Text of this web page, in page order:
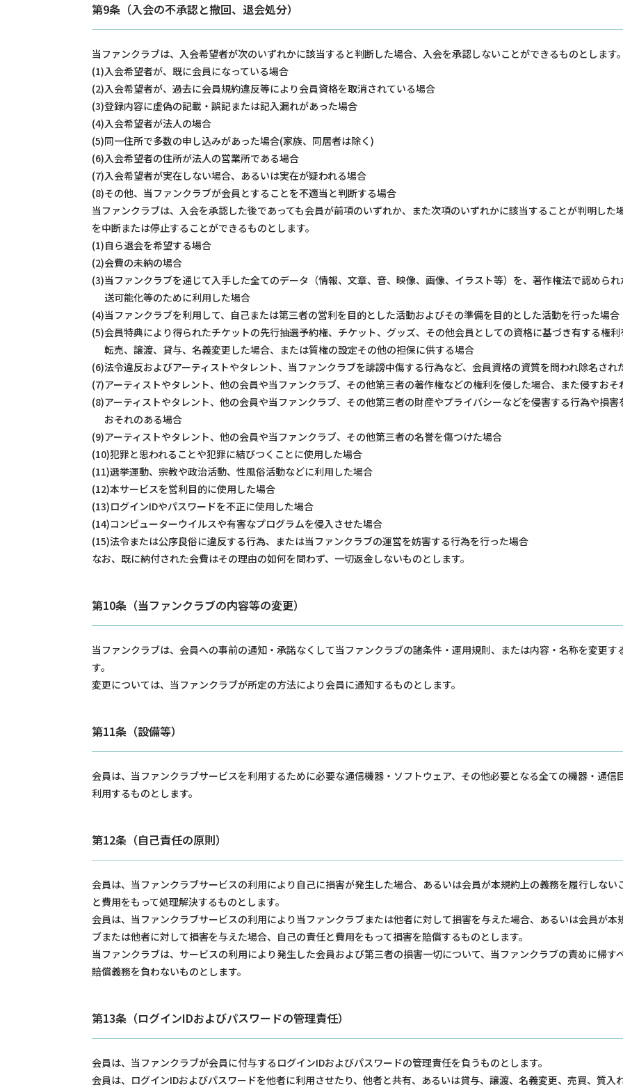
第9条（入会の不承認と撤回、退会処分）
当ファンクラブは、入会希望者が次のいずれかに該当すると判断した場合、入会を承認しないことができるものとします。
(1)入会希望者が、既に会員になっている場合
(2)入会希望者が、過去に会員規約違反等により会員資格を取消されている場合
(3)登録内容に虚偽の記載・誤記または記入漏れがあった場合
(4)入会希望者が法人の場合
(5)同一住所で多数の申し込みがあった場合(家族、同居者は除く)
(6)入会希望者の住所が法人の営業所である場合
(7)入会希望者が実在しない場合、あるいは実在が疑われる場合
(8)その他、当ファンクラブが会員とすることを不適当と判断する場合
当ファンクラブは、入会を承認した後であっても会員が前項のいずれか、また次項のいずれかに該当することが判明し
を中断または停止することができるものとします。
(1)自ら退会を希望する場合
(2)会費の未納の場合
(3)当ファンクラブを通じて入手した全てのデータ（情報、文章、音、映像、画像、イラスト等）を、著作権法で認めら
送可能化等のために利用した場合
(4)当ファンクラブを利用して、自己または第三者の営利を目的とした活動およびその準備を目的とした活動を行った場合
(5)会員特典により得られたチケットの先行抽選予約権、チケット、グッズ、その他会員としての資格に基づき有する権
転売、譲渡、貸与、名義変更した場合、または質権の設定その他の担保に供する場合
(6)法令違反およびアーティストやタレント、当ファンクラブを誹謗中傷する行為など、会員資格の資質を問われ除名され
(7)アーティストやタレント、他の会員や当ファンクラブ、その他第三者の著作権などの権利を侵した場合、また侵すおそ
(8)アーティストやタレント、他の会員や当ファンクラブ、その他第三者の財産やプライバシーなどを侵害する行為や損
おそれのある場合
(9)アーティストやタレント、他の会員や当ファンクラブ、その他第三者の名誉を傷つけた場合
(10)犯罪と思われることや犯罪に結びつくことに使用した場合
(11)選挙運動、宗教や政治活動、性風俗活動などに利用した場合
(12)本サービスを営利目的に使用した場合
(13)ログインIDやパスワードを不正に使用した場合
(14)コンピューターウイルスや有害なプログラムを侵入させた場合
(15)法令または公序良俗に違反する行為、または当ファンクラブの運営を妨害する行為を行った場合
なお、既に納付された会費はその理由の如何を問わず、一切返金しないものとします。
第10条（当ファンクラブの内容等の変更）
当ファンクラブは、会員への事前の通知・承諾なくして当ファンクラブの諸条件・運用規則、または内容・名称を変更
す。
変更については、当ファンクラブが所定の方法により会員に通知するものとします。
第11条（設備等）
会員は、当ファンクラブサービスを利用するために必要な通信機器・ソフトウェア、その他必要となる全ての機器・通
利用するものとします。
第12条（自己責任の原則）
会員は、当ファンクラブサービスの利用により自己に損害が発生した場合、あるいは会員が本規約上の義務を履行しな
と費用をもって処理解決するものとします。
会員は、当ファンクラブサービスの利用により当ファンクラブまたは他者に対して損害を与えた場合、あるいは会員が
ブまたは他者に対して損害を与えた場合、自己の責任と費用をもって損害を賠償するものとします。
当ファンクラブは、サービスの利用により発生した会員および第三者の損害一切について、当ファンクラブの責めに帰
賠償義務を負わないものとします。
第13条（ログインIDおよびパスワードの管理責任）
会員は、当ファンクラブが会員に付与するログインIDおよびパスワードの管理責任を負うものとします。
会員は、ログインIDおよびパスワードを他者に利用させたり、他者と共有、あるいは貸与、譲渡、名義変更、売買、質入